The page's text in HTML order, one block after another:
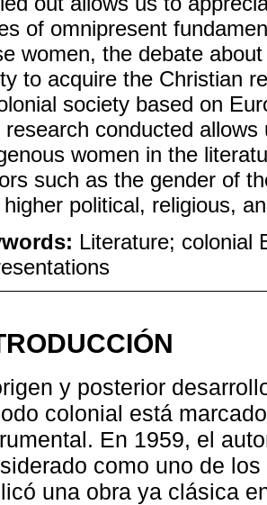
of omnipresent
women, the debate
to acquire the Christian
society based on
research conducted
women in the
such as the gender of
higher political, religious,
Literature; colonial
y posterior
colonial está
En 1959, el
como uno de
una obra ya clásica